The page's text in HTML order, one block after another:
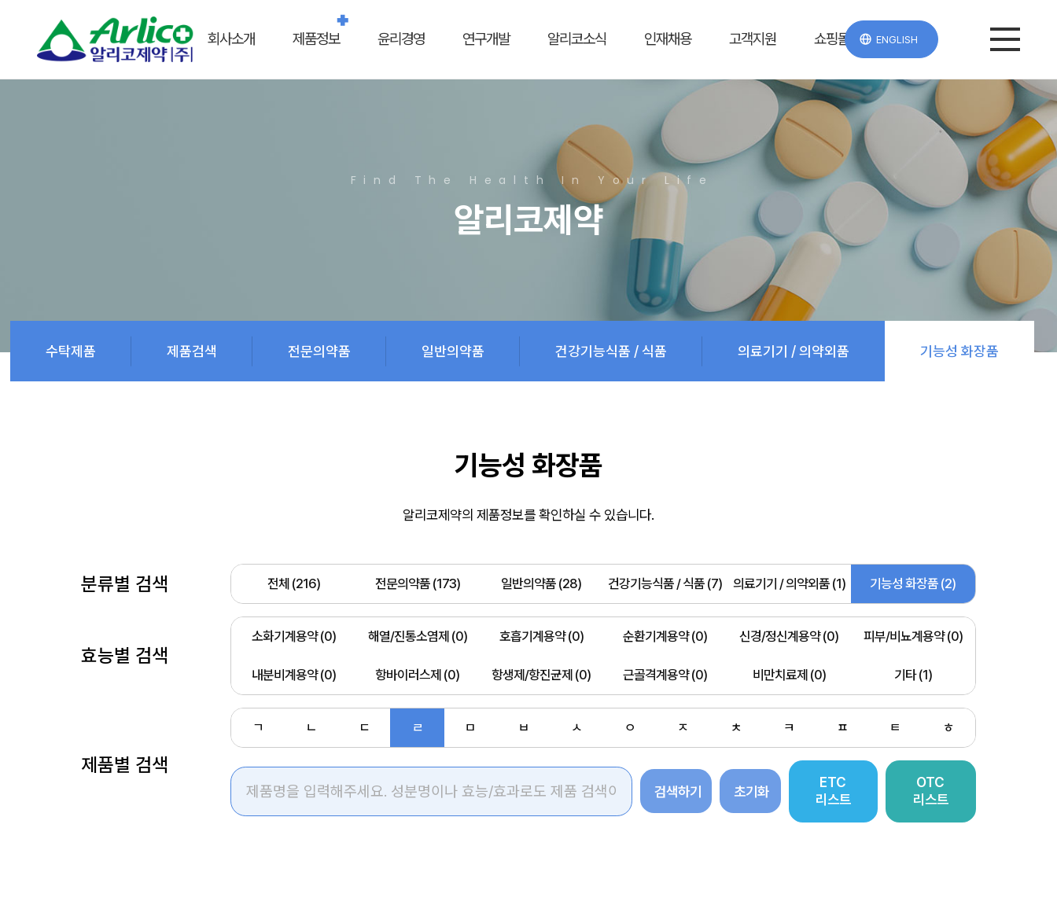
회사소개 제품정보 윤리경영 연구개발 알리코소식 인재채용 고객지원 쇼핑몰 ENGLISH
Find The Health In Your Life
알리코제약
수탁제품 제품검색 전문의약품 일반의약품 건강기능식품 / 식품 의료기기 / 의약외품 기능성 화장품
기능성 화장품
알리코제약의 제품정보를 확인하실 수 있습니다.
분류별 검색 전체 (216) 전문의약품 (173) 일반의약품 (28) 건강기능식품 / 식품 (7) 의료기기 / 의약외품 (1) 기능성 화장품 (2)
효능별 검색
소화기계용약 (0) 해열/진통소염제 (0) 호흡기계용약 (0) 순환기계용약 (0) 신경/정신계용약 (0) 피부/비뇨계용약 (0)
내분비계용약 (0) 항바이러스제 (0) 항생제/항진균제 (0) 근골격계용약 (0) 비만치료제 (0) 기타 (1)
제품별 검색
ㄱ ㄴ ㄷ ㄹ ㅁ ㅂ ㅅ ㅇ ㅈ ㅊ ㅋ ㅍ ㅌ ㅎ
검색하기 초기화
ETC
리스트
OTC
리스트